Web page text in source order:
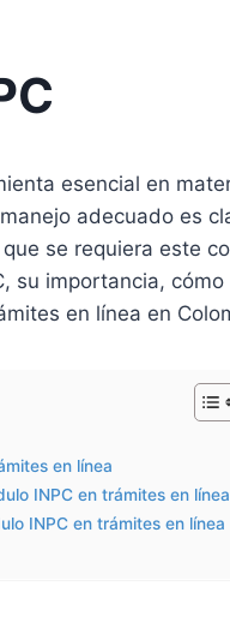
esencial en
adecuado es
se requiera este
su importancia,
en línea en
en línea
INPC en trámites en línea
INPC en trámites en línea